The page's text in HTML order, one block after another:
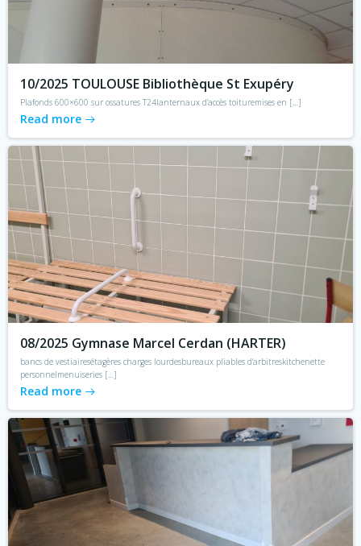
10/2025 TOULOUSE Bibliothèque St Exupéry
Plafonds 600×600 sur ossatures T24lanternaux d’accès toituremises en […]
Read more
08/2025 Gymnase Marcel Cerdan (HARTER)
bancs de vestiairesétagères charges lourdesbureaux pliables d’arbitreskitchenette
personnelmenuiseries […]
Read more